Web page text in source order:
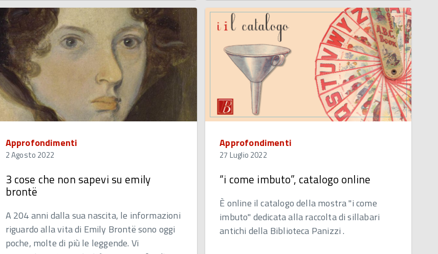
Approfondimenti
2 Agosto 2022
3 cose che non sapevi su emily
brontë
A 204 anni dalla sua nascita, le informazioni
riguardo alla vita di Emily Brontë sono oggi
poche, molte di più le leggende. Vi
Approfondimenti
27 Luglio 2022
“i come imbuto”, catalogo online
È online il catalogo della mostra "i come
imbuto" dedicata alla raccolta di sillabari
antichi della Biblioteca Panizzi .